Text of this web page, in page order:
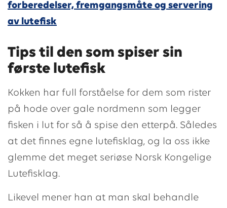
forberedelser, fremgangsmåte og servering
av lutefisk
Tips til den som spiser sin
første lutefisk
Kokken har full forståelse for dem som rister
på hode over gale nordmenn som legger
fisken i lut for så å spise den etterpå. Således
at det finnes egne lutefisklag, og la oss ikke
glemme det meget seriøse Norsk Kongelige
Lutefisklag.
Likevel mener han at man skal behandle